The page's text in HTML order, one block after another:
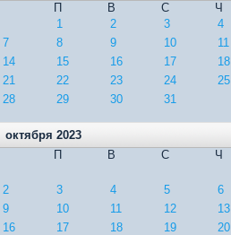
П
В С Ч
1
2 3 4
7
8 9 10 11
14
15 16 17 18
21
22 23 24 25
28
29 30 31
октября 2023
П
В С Ч
2
3 4 5 6
9
10 11 12 13
16
17 18 19 20